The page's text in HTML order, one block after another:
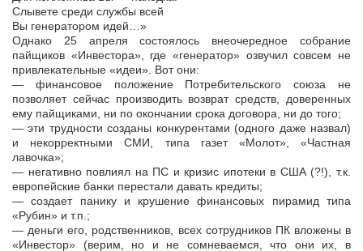
Слывете среди службы всей
Вы генератором идей…»
Однако 25 апреля состоялось внеочередное собрание
пайщиков «Инвестора», где «генератор» озвучил совсем не
привлекательные «идеи». Вот они:
— финансовое положение Потребительского союза не
позволяет сейчас производить возврат средств, доверенных
ему пайщиками, ни по окончании срока договора, ни до того;
— эти трудности созданы конкурентами (одного даже назвал)
и некорректными СМИ, типа газет «Молот», «Частная
лавочка»;
— негативно повлиял на ПС и кризис ипотеки в США (?!), т.к.
европейские банки перестали давать кредиты;
— создает панику и крушение финансовых пирамид типа
«Рубин» и т.п.;
— деньги его, родственников, всех сотрудников ПК вложены в
«Инвестор» (верим, но и не сомневаемся, что они их, в